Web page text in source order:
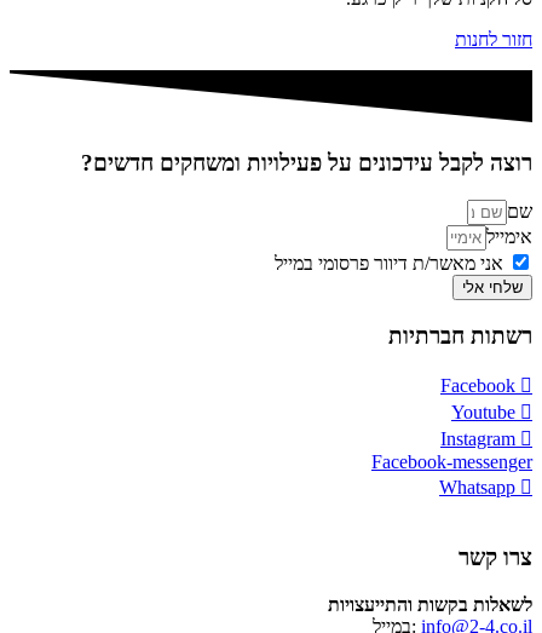
חזור לחנות
רוצה לקבל עידכונים על פעילויות ומשחקים חדשים?
שם
אימייל
אני מאשר/ת דיוור פרסומי במייל
שלחי אלי
רשתות חברתיות
Facebook
Youtube
Instagram
Facebook-messenger
Whatsapp
צרו קשר
לשאלות בקשות והתייעצויות
info@2-4.co.il :במייל